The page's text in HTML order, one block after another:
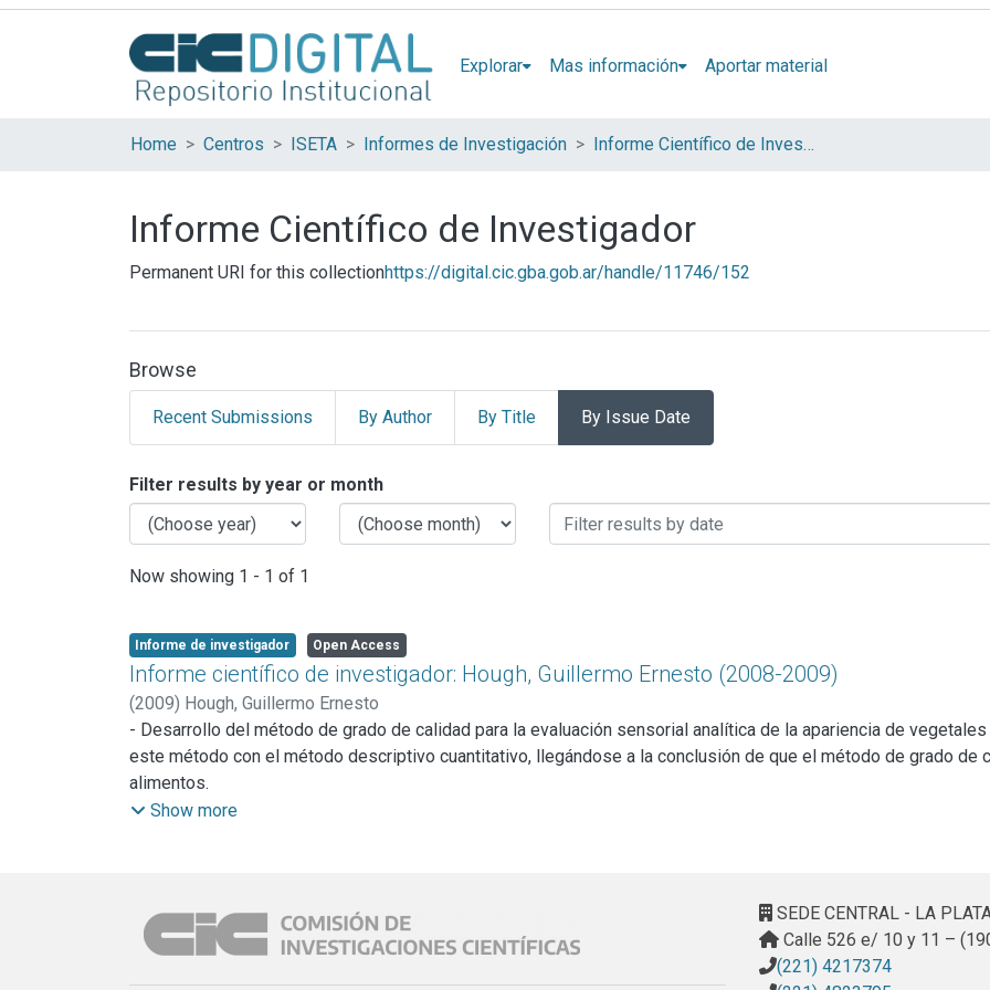
Explorar Mas información Aportar material
Home Centros ISETA Informes de Investigación Informe Científico de Investigador
Informe Científico de Investigador
Permanent URI for this collectionhttps://digital.cic.gba.gob.ar/handle/11746/152
Browse
Recent Submissions By Author By Title By Issue Date
Browsing Informe Científico de Investigador by
Filter results by year or month
Now showing 1 - 1 of 1
Informe de investigador Open Access
Informe científico de investigador: Hough, Guillermo Ernesto (2008-2009)
(2009) Hough, Guillermo Ernesto
- Desarrollo del método de grado de calidad para la evaluación sensorial analítica de la apariencia de
este método con el método descriptivo cuantitativo, llegándose a la conclusión de que el método de grado de
alimentos.
- Vida útil sensorial de brócoli: el brócoli ya había sido sometido a tratamiento térmico y con radiación UV para
Show more
SEDE CENTRAL - LA
Calle 526 e/ 10 y 11 –
(221) 4217374